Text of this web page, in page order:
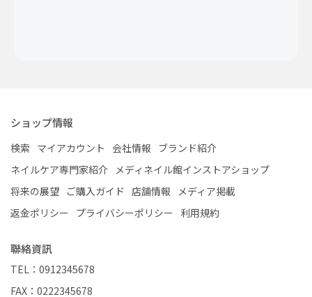
ショップ情報
検索 マイアカウント 会社情報 ブランド紹介
ネイルケア専門家紹介 メディネイル館インストアショップ
将来の展望 ご購入ガイド 店舗情報
メディア掲載
返金ポリシー プライバシーポリシー 利用規約
聯絡資訊
TEL：0912345678
FAX：0222345678